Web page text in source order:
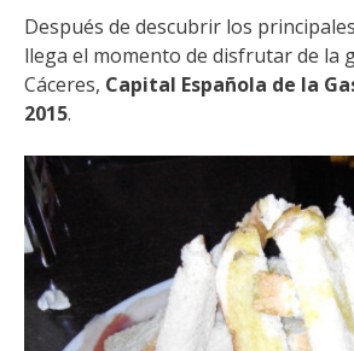
Después de descubrir los principales
llega el momento de disfrutar de la
Cáceres, Capital Española de la
2015.